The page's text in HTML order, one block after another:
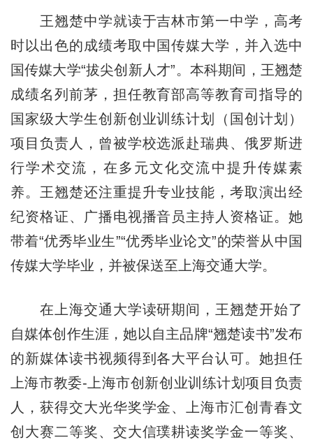
王翘楚中学就读于吉林市第一中学，高考
时以出色的成绩考取中国传媒大学，并入选中
国传媒大学“拔尖创新人才”。本科期间，王翘楚
成绩名列前茅，担任教育部高等教育司指导的
国家级大学生创新创业训练计划（国创计划）
项目负责人，曾被学校选派赴瑞典、俄罗斯进
行学术交流，在多元文化交流中提升传媒素
养。王翘楚还注重提升专业技能，考取演出经
纪资格证、广播电视播音员主持人资格证。她
带着“优秀毕业生”“优秀毕业论文”的荣誉从中国
传媒大学毕业，并被保送至上海交通大学。
在上海交通大学读研期间，王翘楚开始了
自媒体创作生涯，她以自主品牌“翘楚读书”发布
的新媒体读书视频得到各大平台认可。她担任
上海市教委-上海市创新创业训练计划项目负责
人，获得交大光华奖学金、上海市汇创青春文
创大赛二等奖、交大信璞耕读奖学金一等奖、